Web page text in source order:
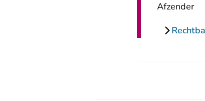
Afzender